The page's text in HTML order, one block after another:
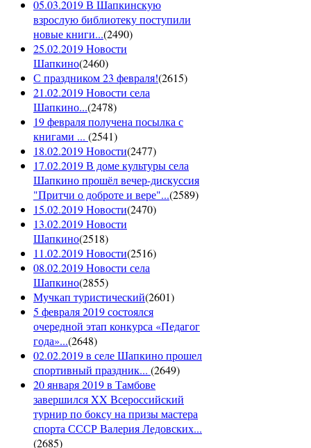
05.03.2019 В Шапкинскую
взрослую библиотеку поступили
новые книги...(2490)
25.02.2019 Новости
Шапкино(2460)
С праздником 23 февраля!(2615)
21.02.2019 Новости села
Шапкино...(2478)
19 февраля получена посылка с
книгами ... (2541)
18.02.2019 Новости(2477)
17.02.2019 В доме культуры села
Шапкино прошёл вечер-дискуссия
"Притчи о доброте и вере"...(2589)
15.02.2019 Новости(2470)
13.02.2019 Новости
Шапкино(2518)
11.02.2019 Новости(2516)
08.02.2019 Новости села
Шапкино(2855)
Мучкап туристический(2601)
5 февраля 2019 состоялся
очередной этап конкурса «Педагог
года»...(2648)
02.02.2019 в селе Шапкино прошел
спортивный праздник... (2649)
20 января 2019 в Тамбове
завершился XX Всероссийский
турнир по боксу на призы мастера
спорта СССР Валерия Ледовских...
(2685)